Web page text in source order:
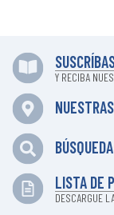
Y RECIBA
LISTA DE
DESCARGUE